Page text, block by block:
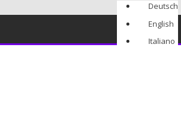
Deutsch
English
Italiano